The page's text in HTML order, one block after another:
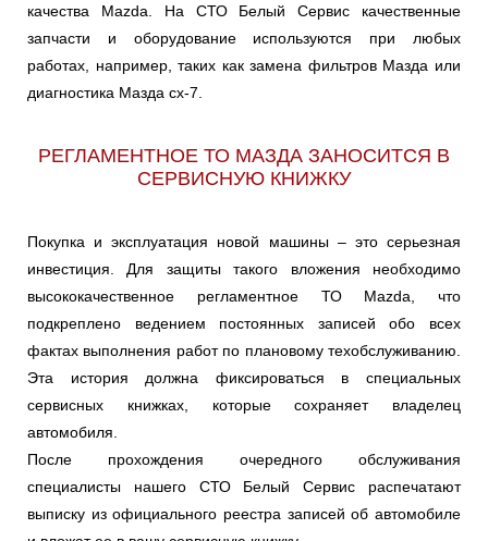
качества Mazda. На СТО Белый Сервис качественные
запчасти и оборудование используются при любых
работах, например, таких как замена фильтров Мазда или
диагностика Мазда сх-7.
РЕГЛАМЕНТНОЕ ТО МАЗДА ЗАНОСИТСЯ В
СЕРВИСНУЮ КНИЖКУ
Покупка и эксплуатация новой машины – это серьезная
инвестиция. Для защиты такого вложения необходимо
высококачественное регламентное ТО Mazda, что
подкреплено ведением постоянных записей обо всех
фактах выполнения работ по плановому техобслуживанию.
Эта история должна фиксироваться в специальных
сервисных книжках, которые сохраняет владелец
автомобиля.
После прохождения очередного обслуживания
специалисты нашего СТО Белый Сервис распечатают
выписку из официального реестра записей об автомобиле